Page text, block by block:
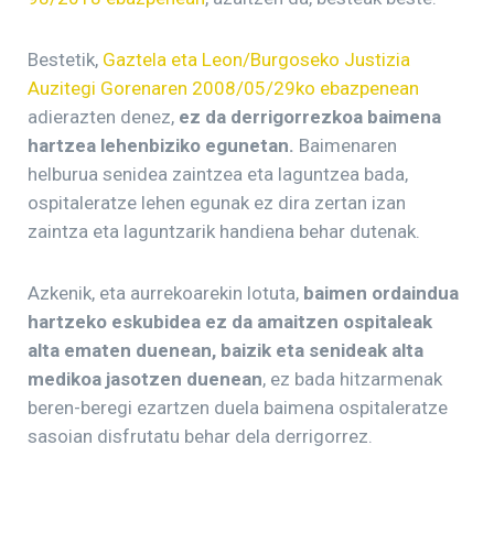
Bestetik, Gaztela eta Leon/Burgoseko Justizia
Auzitegi Gorenaren 2008/05/29ko ebazpenean
adierazten denez, ez da derrigorrezkoa baimena
hartzea lehenbiziko egunetan. Baimenaren
helburua senidea zaintzea eta laguntzea bada,
ospitaleratze lehen egunak ez dira zertan izan
zaintza eta laguntzarik handiena behar dutenak.
Azkenik, eta aurrekoarekin lotuta, baimen ordaindua
hartzeko eskubidea ez da amaitzen ospitaleak
alta ematen duenean, baizik eta senideak alta
medikoa jasotzen duenean, ez bada hitzarmenak
beren-beregi ezartzen duela baimena ospitaleratze
sasoian disfrutatu behar dela derrigorrez.